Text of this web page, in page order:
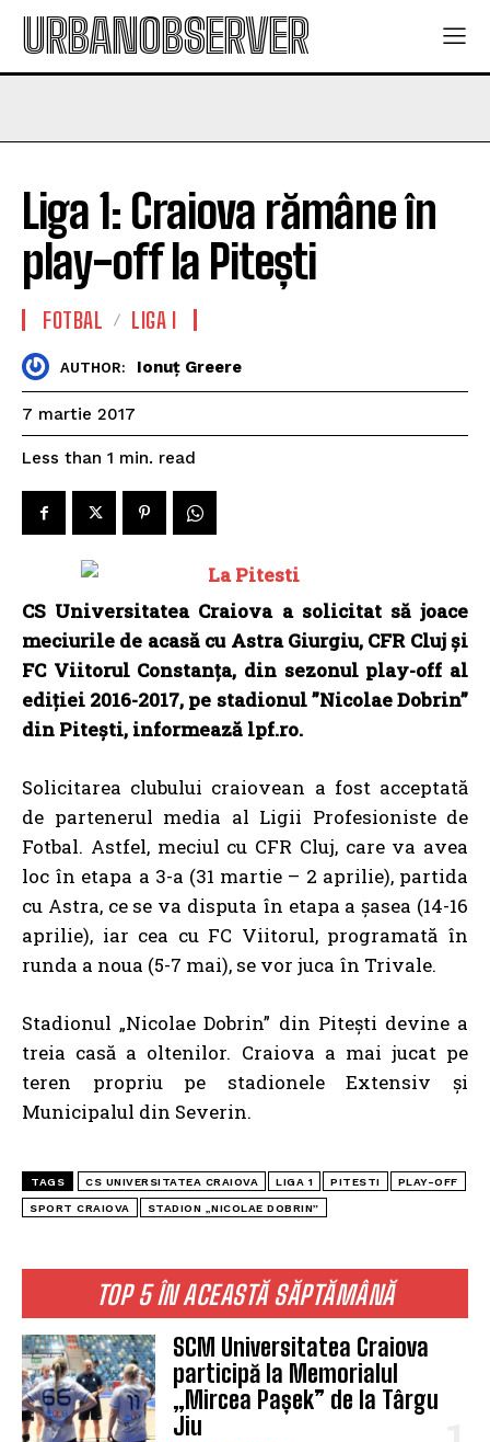
URBANOBSERVER
TOP 5 ÎN ACEASTĂ SĂPTĂMÂNĂ
SCM Universitatea Craiova
participă la Memorialul
„Mircea Pașek” de la Târgu
Jiu
Liga 1: Craiova rămâne în
play-off la Pitești
FOTBAL LIGA I
AUTHOR: Ionuț Greere
7 martie 2017
Less than 1 min. read
CS Universitatea Craiova a solicitat să joace
meciurile de acasă cu Astra Giurgiu, CFR Cluj și
FC Viitorul Constanța, din sezonul play-off al
ediției 2016-2017, pe stadionul ”Nicolae Dobrin”
din Pitești, informează lpf.ro.
Solicitarea clubului craiovean a fost acceptată
de partenerul media al Ligii Profesioniste de
Fotbal. Astfel, meciul cu CFR Cluj, care va avea
loc în etapa a 3-a (31 martie – 2 aprilie), partida
cu Astra, ce se va disputa în etapa a şasea (14-16
aprilie), iar cea cu FC Viitorul, programată în
runda a noua (5-7 mai), se vor juca în Trivale.
Stadionul „Nicolae Dobrin” din Pitești devine a
treia casă a oltenilor. Craiova a mai jucat pe
teren propriu pe stadionele Extensiv și
Municipalul din Severin.
TAGS CS UNIVERSITATEA CRAIOVA LIGA 1 PITESTI PLAY-OFF
SPORT CRAIOVA STADION „NICOLAE DOBRIN”